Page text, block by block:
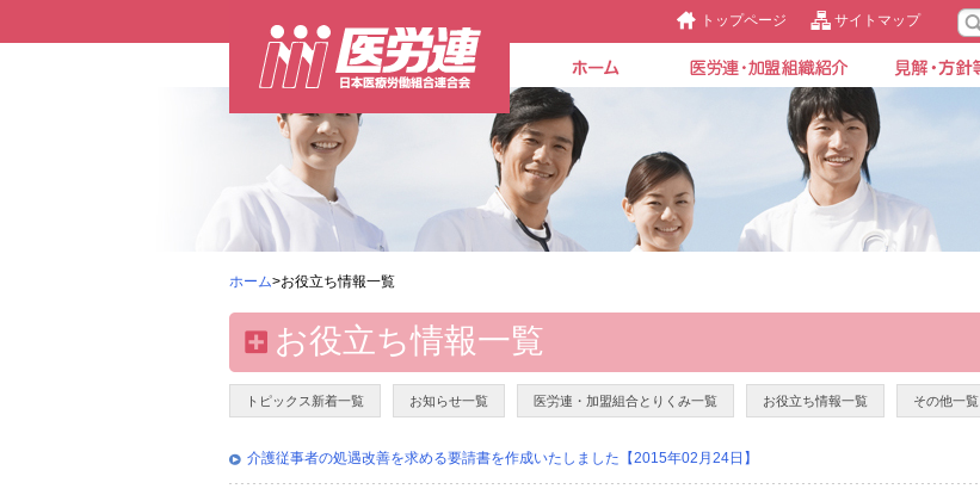
トップページ サイトマップ
ホーム>お役立ち情報一覧
お役立ち情報一覧
トピックス新着一覧 お知らせ一覧 医労連・加盟組合とりくみ一覧 お役立ち情報一覧 その他一覧
介護従事者の処遇改善を求める要請書を作成いたしました【2015年02月24日】